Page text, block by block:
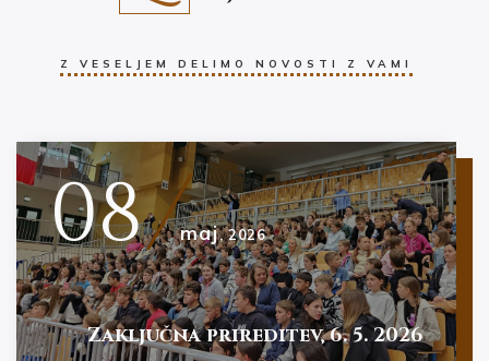
Z VESELJEM DELIMO NOVOSTI Z VAMI
08 maj, 2026
Zaključna prireditev, 6. 5. 2026